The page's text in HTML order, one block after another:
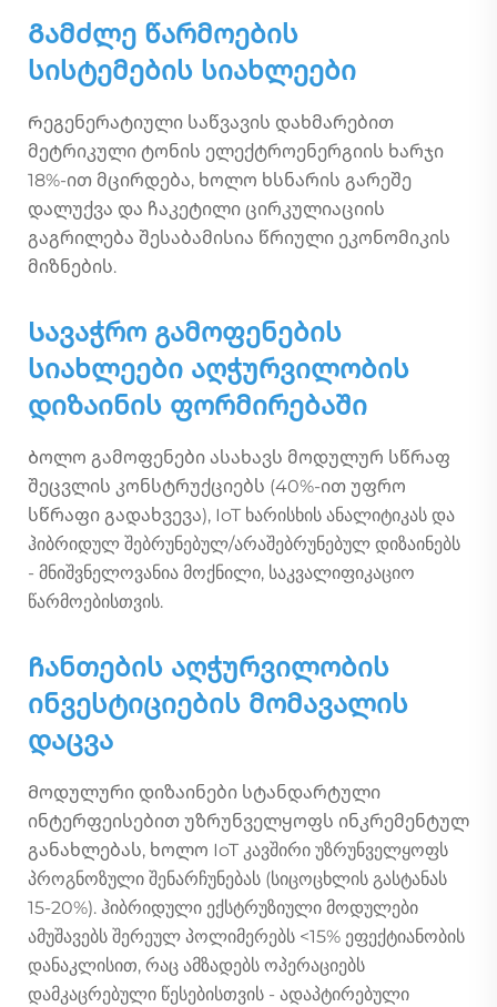
Გამძლე წარმოების
სისტემების სიახლეები
Რეგენერატიული საწვავის დახმარებით
მეტრიკული ტონის ელექტროენერგიის ხარჯი
18%-ით მცირდება, ხოლო ხსნარის გარეშე
დალუქვა და ჩაკეტილი ცირკულიაციის
გაგრილება შესაბამისია წრიული ეკონომიკის
მიზნების.
Სავაჭრო გამოფენების
სიახლეები აღჭურვილობის
დიზაინის ფორმირებაში
Ბოლო გამოფენები ასახავს მოდულურ სწრაფ
შეცვლის კონსტრუქციებს (40%-ით უფრო
სწრაფი გადახვევა), IoT ხარისხის ანალიტიკას და
ჰიბრიდულ შებრუნებულ/არაშებრუნებულ დიზაინებს
- მნიშვნელოვანია მოქნილი, საკვალიფიკაციო
წარმოებისთვის.
Ჩანთების აღჭურვილობის
ინვესტიციების მომავალის
დაცვა
Მოდულური დიზაინები სტანდარტული
ინტერფეისებით უზრუნველყოფს ინკრემენტულ
განახლებას, ხოლო IoT კავშირი უზრუნველყოფს
პროგნოზული შენარჩუნებას (სიცოცხლის გასტანას
15-20%). ჰიბრიდული ექსტრუზიული მოდულები
ამუშავებს შერეულ პოლიმერებს <15% ეფექტიანობის
დანაკლისით, რაც ამზადებს ოპერაციებს
დამკაცრებული წესებისთვის - ადაპტირებული